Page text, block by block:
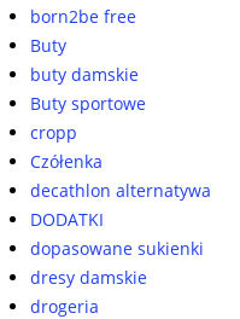
born2be free
Buty
buty damskie
Buty sportowe
cropp
Czółenka
decathlon alternatywa
DODATKI
dopasowane sukienki
dresy damskie
drogeria